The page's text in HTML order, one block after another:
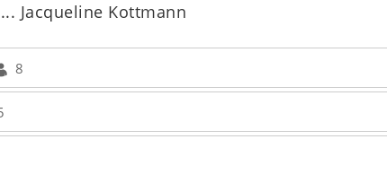
Jacqueline Kottmann
8